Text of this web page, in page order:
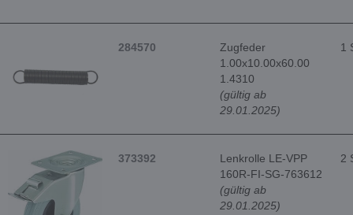
284570
Zugfeder
1.00x10.00x60.00
1.4310
(gültig ab
29.01.2025)
1
373392
Lenkrolle LE-VPP
160R-FI-SG-763612
(gültig ab
29.01.2025)
2